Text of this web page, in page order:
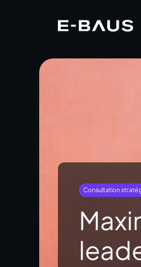
Consultation